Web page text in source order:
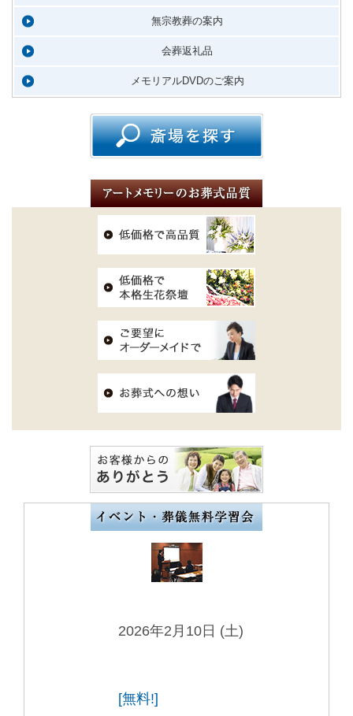
無宗教葬の案内
会葬返礼品
メモリアルDVDのご案内
2026年2月10日 (土)
[無料!]